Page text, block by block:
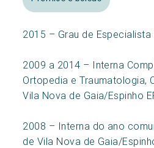
2015 – Grau de
2009 a 2014 – Interna
Ortopedia e Traumatologia,
Vila Nova de Gaia/Espinho
2008 – Interna do ano
de Vila Nova de Gaia/